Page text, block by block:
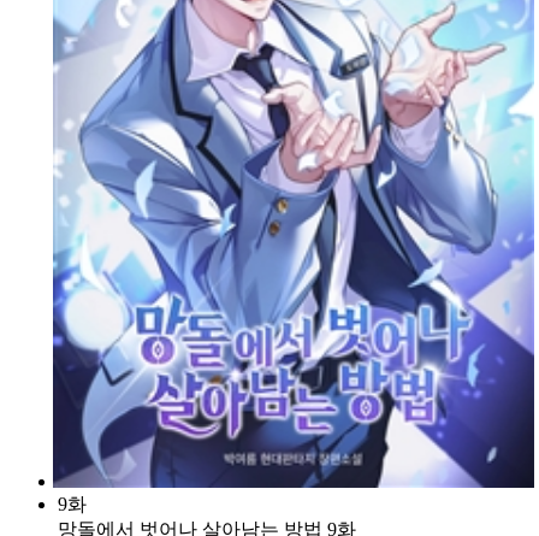
9화
망돌에서 벗어나 살아남는 방법 9화